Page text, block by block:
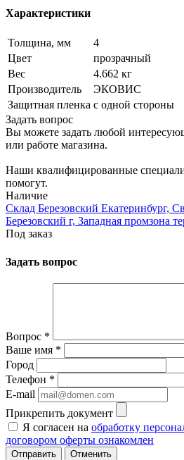
Характеристики
Толщина, мм
4
Цвет
прозрачный
Вес
4.662 кг
Производитель
ЭКОВИС
Защитная пленка с одной стороны
Задать вопрос
Вы можете задать любой
или работе магазина.
Наши квалифицированные
помогут.
Наличие
Склад Березовский Екатеринбург,
Березовский г, Западная промзона
Под заказ
Задать вопрос
Вопрос *
Ваше имя *
Город
Телефон *
E-mail
Прикрепить документ
Я согласен на обработку
договором оферты ознакомлен
Отменить